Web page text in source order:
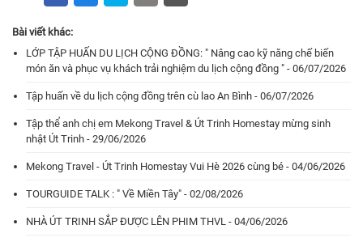
Bài viết khác:
LỚP TẬP HUẤN DU LỊCH CỘNG ĐỒNG: " Nâng cao kỹ năng chế biến
món ăn và phục vụ khách trải nghiệm du lịch cộng đồng " - 06/07/2026
Tập huấn về du lịch cộng đồng trên cù lao An Bình - 06/07/2026
Tập thể anh chị em Mekong Travel & Út Trinh Homestay mừng sinh
nhật Út Trinh - 29/06/2026
Mekong Travel - Út Trinh Homestay Vui Hè 2026 cùng bé - 04/06/2026
TOURGUIDE TALK : " Về Miền Tây" - 02/08/2026
NHÀ ÚT TRINH SẮP ĐƯỢC LÊN PHIM THVL - 04/06/2026